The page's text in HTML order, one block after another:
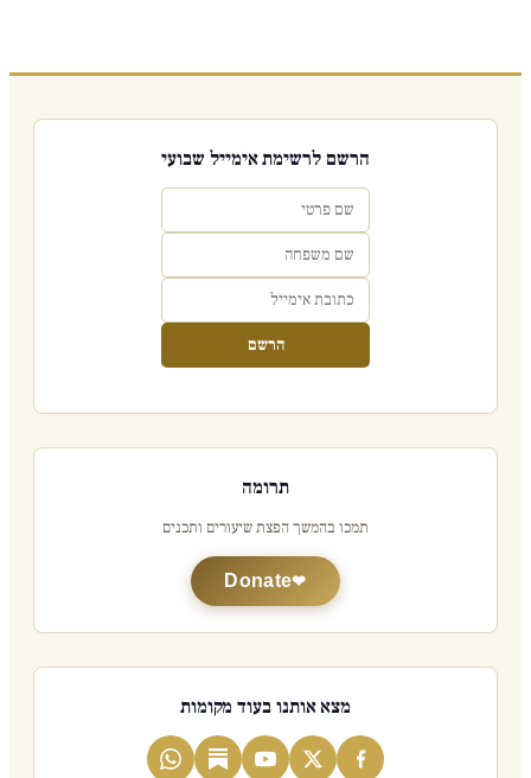
הרשם לרשימת אימייל שבועי
הרשם
תרומה
תמכו בהמשך הפצת שיעורים ותכנים
Donate
מצא אותנו בעוד מקומות